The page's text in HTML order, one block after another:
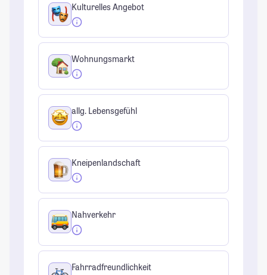
Kulturelles Angebot
Wohnungsmarkt
allg. Lebensgefühl
Kneipenlandschaft
Nahverkehr
Fahrradfreundlichkeit